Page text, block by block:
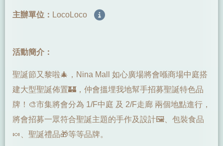
主辦單位： LocoLoco
活動簡介：
聖誕節又黎啦🎄，Nina Mall 如心廣場將會喺商場中庭搭
建大型聖誕佈置🏰，仲會搵埋我地幫手招募聖誕特色品
牌！🎨市集將會分為 1/F中庭 及 2/F走廊 兩個地點進行，
將會招募一眾符合聖誕主題的手作及設計🖼️、包裝食品
🍬、聖誕禮品🎁等等品牌。